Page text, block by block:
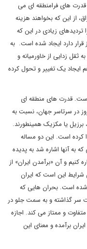
های فرامنطقه ای می
از این که بخواهند هزینه
زیادی در این که
قرار دارد ایجاد شده است. به
زدایی از خاورمیانه و
ایجاد یک تغییر و تحول کرده
قدرت های منطقه ای
در سرتاسر جهان، نسبت به
برزیل یا مکزیک همینطورند.
کرده است. این دو مساله
به آنها اشاره شد به پدیده
کنیم و آن «برآمدن ایران» از
این است که ایران
شده است. بحران هایی که
سر گذاشته و به سمت جلو در
و ممتاز می کند. اجازه
برآمده و معنای این